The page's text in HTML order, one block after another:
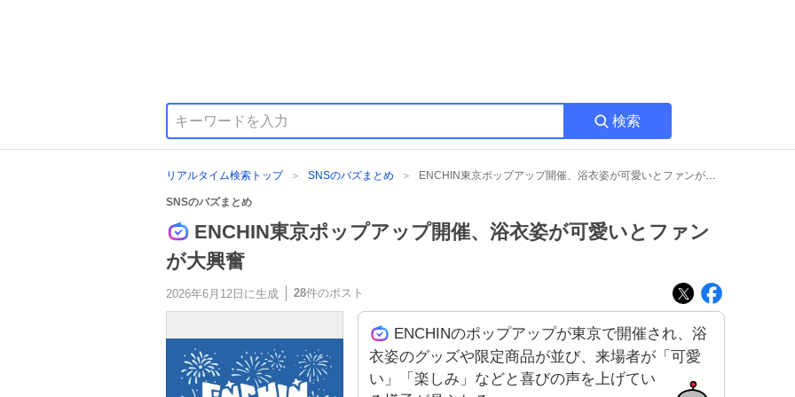
検索
リアルタイム検索トップ SNSのバズまとめ ENCHIN東京ポップアップ開催、浴衣姿が可愛いとファンが大興奮
SNSのバズまとめ
ENCHIN東京ポップアップ開催、浴衣姿が可愛いとファン
が大興奮
2026年6月12日 に生成 28件のポスト
ENCHINのポップアップが東京で開催され、浴
衣姿のグッズや限定商品が並び、来場者が「可愛
い」「楽しみ」などと喜びの声を上げてい